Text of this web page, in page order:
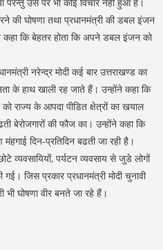
की घोषणा तथा प्रधानमंत्री की डबल इंजन
कहा कि बेहतर होता कि अपने डबल इंजन को
नरेन्द्र मोदी कई बार उत्तराखण्ड का
के हाथ खाली रह जाते हैं। उन्होंने कहा कि
को राज्य के आपदा पीडित क्षेत्रों का खयाल
बेरोजगारों की फौज का। उन्होंने कहा कि
दिन-प्रतिदिन बढती जा रही है।
व्यवसायियों, पर्यटन व्यवसाय से जुडे लोगों
जिस प्रकार प्रधानमंत्री मोदी चुनावी
घोषणा वीर बनते जा रहे हैं।